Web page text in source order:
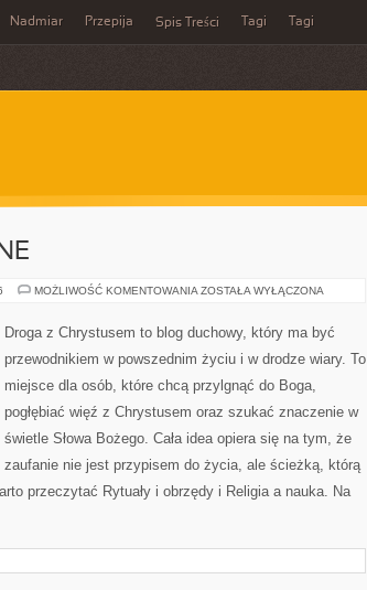
Nadmiar Przepija Spis Treści Tagi Tagi
MOŻLIWOŚĆ KOMENTOWANIA RELIGIE
ZOSTAŁA WYŁĄCZONA
Droga z Chrystusem to blog duchowy, który ma być
przewodnikiem w powszednim życiu i w drodze wiary. To
miejsce dla osób, które chcą przylgnąć do Boga,
pogłębiać więź z Chrystusem oraz szukać znaczenie w
świetle Słowa Bożego. Cała idea opiera się na tym, że
zaufanie nie jest przypisem do życia, ale ścieżką, którą
przeczytać Rytuały i obrzędy i Religia a nauka. Na